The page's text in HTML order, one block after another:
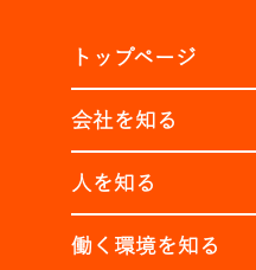
トップページ
会社を知る
人を知る
働く環境を知る